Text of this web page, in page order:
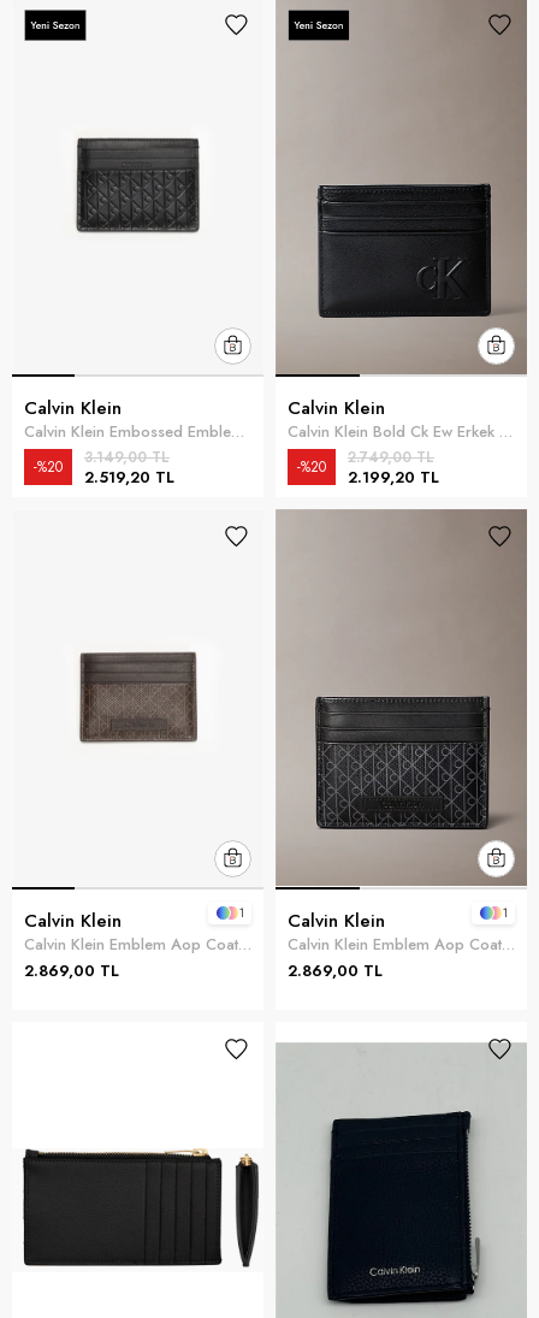
Calvin Klein
Calvin Klein Embossed Emblem Erkek Kartlık Siyah
2.519,20 TL
3.149,00 TL
%20
Calvin Klein
Calvin Klein Bold Ck Ew Erkek Kartlık Siyah
2.199,20 TL
2.749,00 TL
%20
Calvin Klein
Calvin Klein Emblem Aop Coated Ew Card Case Erkek Kartlık Gri
2.869,00 TL
1 Calvin Klein
Calvin Klein Emblem Aop Coated Ew Card Case Erkek Kartlık Siyah
2.869,00 TL
1